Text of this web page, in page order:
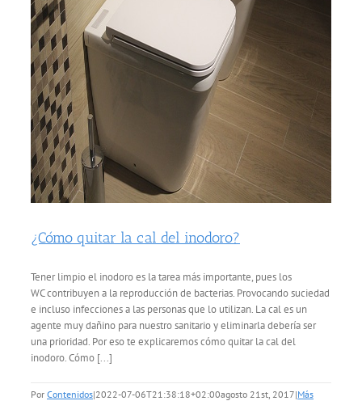
¿Cómo quitar la cal del inodoro?
Tener limpio el inodoro es la tarea más importante, pues los
WC contribuyen a la reproducción de bacterias. Provocando suciedad
e incluso infecciones a las personas que lo utilizan. La cal es un
agente muy dañino para nuestro sanitario y eliminarla debería ser
una prioridad. Por eso te explicaremos cómo quitar la cal del
inodoro. Cómo [...]
Por Contenidos|2022-07-06T21:38:18+02:00agosto 21st, 2017|Más